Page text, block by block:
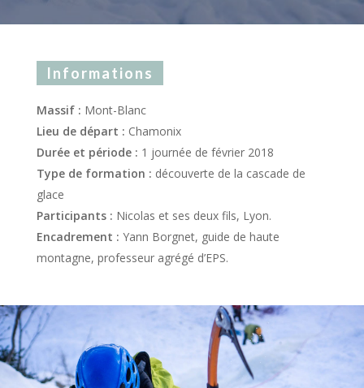
Informations
Massif : Mont-Blanc
Lieu de départ : Chamonix
Durée et période : 1 journée de février 2018
Type de formation : découverte de la cascade de
glace
Participants : Nicolas et ses deux fils, Lyon.
Encadrement : Yann Borgnet, guide de haute
montagne, professeur agrégé d’EPS.